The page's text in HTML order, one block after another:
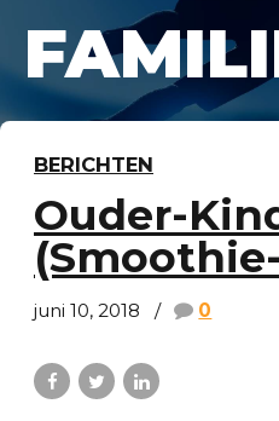
BERICHTEN
Ouder-
juni 10, 2018 0